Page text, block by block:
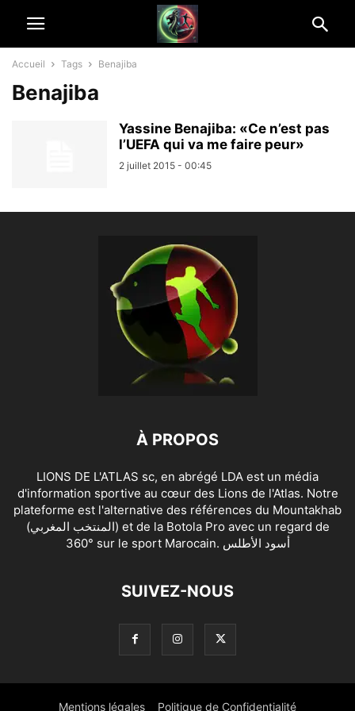
Accueil Tags Benajiba
Benajiba
Yassine Benajiba: «Ce n’est pas
l’UEFA qui va me faire peur»
2 juillet 2015 - 00:45
À PROPOS
LIONS DE L'ATLAS sc, en abrégé LDA est un média
d'information sportive au cœur des Lions de l'Atlas. Notre
plateforme est l'alternative des références du Mountakhab
(المنتخب المغربي) et de la Botola Pro avec un regard de
360° sur le sport Marocain. أسود الأطلس
SUIVEZ-NOUS
Mentions légales Politique de Confidentialité